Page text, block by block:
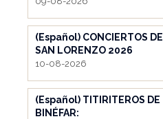
(Español) CONCIERTOS DE
SAN LORENZO 2026
10-08-2026
(Español) TITIRITEROS DE
BINÉFAR: